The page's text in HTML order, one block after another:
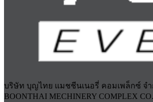
บริษัท บุญไทย แมชชีนเนอรี่ คอมเพล็กซ์ จ
BOONTHAI MECHINERY COMPLEX